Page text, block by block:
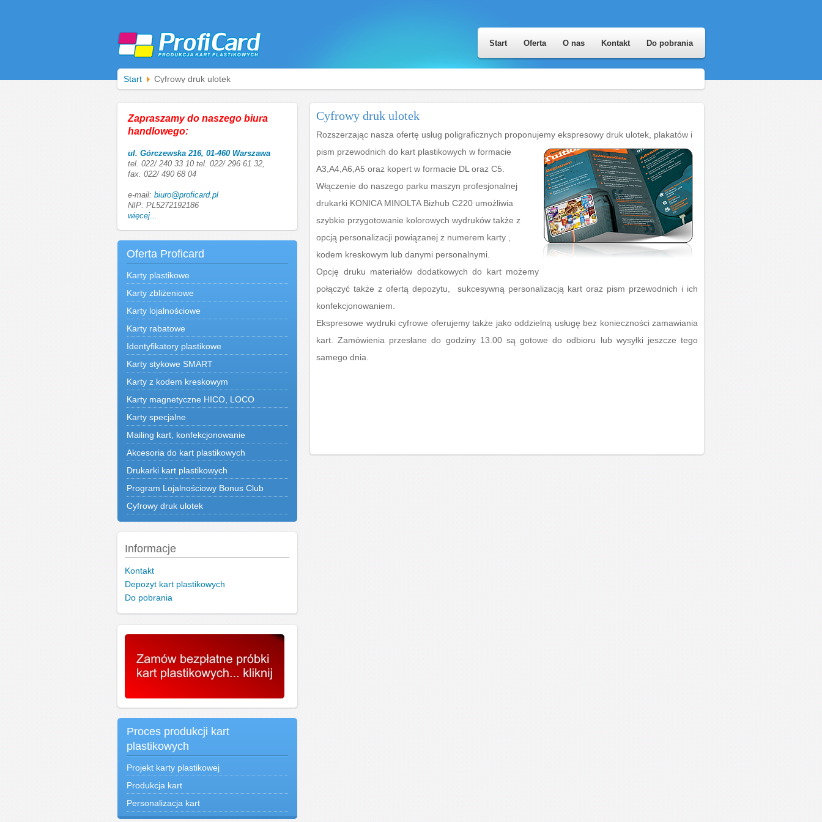
Start Oferta O nas Kontakt Do pobrania
Start Cyfrowy druk ulotek
Zapraszamy do naszego biura
handlowego:
ul. Górczewska 216, 01-460 Warszawa
tel. 022/ 240 33 10 tel. 022/ 296 61 32,
fax. 022/ 490 68 04
e-mail: biuro@proficard.pl
NIP: PL5272192186
więcej...
Oferta Proficard
Karty plastikowe
Karty zbliżeniowe
Karty lojalnościowe
Karty rabatowe
Identyfikatory plastikowe
Karty stykowe SMART
Karty z kodem kreskowym
Karty magnetyczne HICO, LOCO
Karty specjalne
Mailing kart, konfekcjonowanie
Akcesoria do kart plastikowych
Drukarki kart plastikowych
Program Lojalnościowy Bonus Club
Cyfrowy druk ulotek
Informacje
Kontakt
Depozyt kart plastikowych
Do pobrania
Proces produkcji kart
plastikowych
Projekt karty plastikowej
Produkcja kart
Personalizacja kart
Cyfrowy druk ulotek
Rozszerzając nasza ofertę usług poligraficznych proponujemy ekspresowy druk ulotek, plakatów i
pism przewodnich do kart plastikowych w formacie
A3,A4,A6,A5 oraz kopert w formacie DL oraz C5.
Włączenie do naszego parku maszyn profesjonalnej
drukarki KONICA MINOLTA Bizhub C220 umożliwia
szybkie przygotowanie kolorowych wydruków także z
opcją personalizacji powiązanej z numerem karty ,
kodem kreskowym lub danymi personalnymi.
Opcję druku materiałów dodatkowych do kart możemy
połączyć także z ofertą depozytu, sukcesywną personalizacją kart oraz pism przewodnich i ich
konfekcjonowaniem.
Ekspresowe wydruki cyfrowe oferujemy także jako oddzielną usługę bez konieczności zamawiania
kart. Zamówienia przesłane do godziny 13.00 są gotowe do odbioru lub wysyłki jeszcze tego
samego dnia.